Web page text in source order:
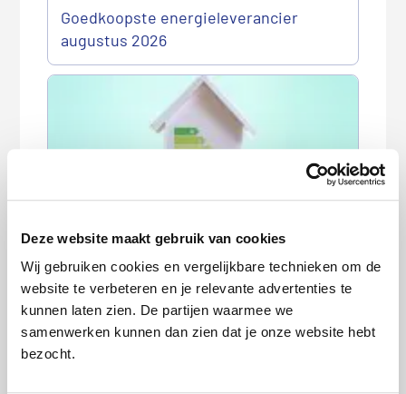
Deze website maakt gebruik van cookies
Wij gebruiken cookies en vergelijkbare technieken om de
website te verbeteren en je relevante advertenties te
kunnen laten zien. De partijen waarmee we
samenwerken kunnen dan zien dat je onze website hebt
bezocht.
Goedkoopste energieleverancier
augustus 2026
Gasprijs bereikt hoogste niveau in 3,5
jaar: loont overstappen nog?